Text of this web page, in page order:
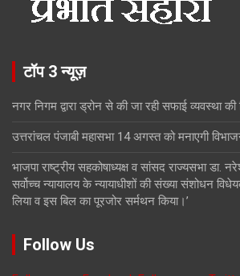
टॉप 3 न्यूज़
नगर निगम द्वारा ड्रोन से की जा रही सफाई व्यवस्था की
उत्तरांचल पंजाबी महासभा 14 अगस्त को मनाएगी
भाजपा राष्ट्रीय सहकोषाध्यक्ष व सांसद राज्यसभा
सर्वोच्च न्यायालय के न्यायाधीशों की संख्या संशोधन
लिया व इस बिल का पूरजोर सर्मथन किया।’
Follow Us